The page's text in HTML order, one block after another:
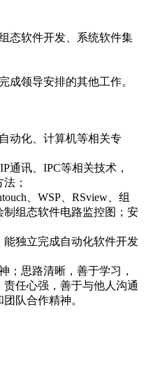
态软件开发、系统软件集
成领导安排的其他工作。
动化、计算机等相关专
通讯、IPC等相关技术，
；
、WSP、RSview、组
组态软件电路监控图；安
独立完成自动化软件开发
；思路清晰，善于学习，
任心强，善于与他人沟通
队合作精神。